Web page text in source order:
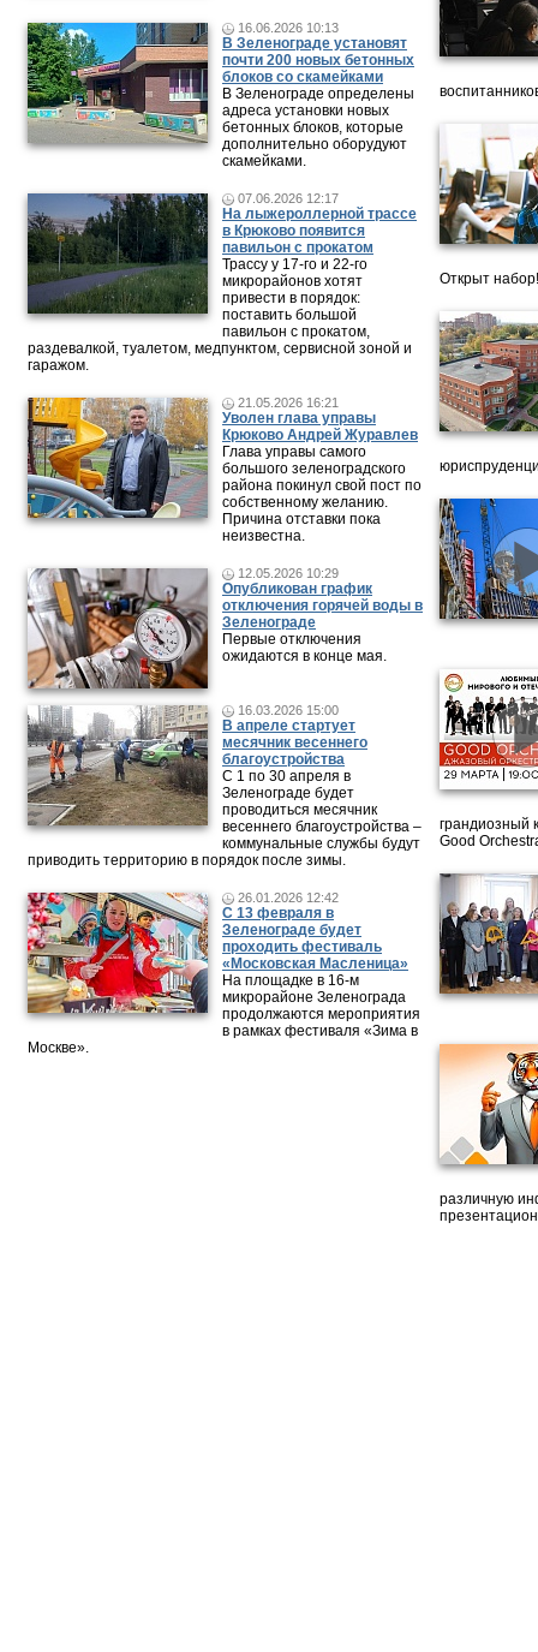
16.06.2026 10:13
В Зеленограде установят
почти 200 новых бетонных
блоков со скамейками
В Зеленограде определены
адреса установки новых
бетонных блоков, которые
дополнительно оборудуют
скамейками.
07.06.2026 12:17
На лыжероллерной трассе
в Крюково появится
павильон с прокатом
Трассу у 17-го и 22-го
микрорайонов хотят
привести в порядок:
поставить большой
павильон с прокатом,
раздевалкой, туалетом, медпунктом, сервисной зоной и
гаражом.
21.05.2026 16:21
Уволен глава управы
Крюково Андрей Журавлев
Глава управы самого
большого зеленоградского
района покинул свой пост по
собственному желанию.
Причина отставки пока
неизвестна.
12.05.2026 10:29
Опубликован график
отключения горячей воды в
Зеленограде
Первые отключения
ожидаются в конце мая.
16.03.2026 15:00
В апреле стартует
месячник весеннего
благоустройства
С 1 по 30 апреля в
Зеленограде будет
проводиться месячник
весеннего благоустройства –
коммунальные службы будут
приводить территорию в порядок после зимы.
26.01.2026 12:42
С 13 февраля в
Зеленограде будет
проходить фестиваль
«Московская Масленица»
На площадке в 16-м
микрорайоне Зеленограда
продолжаются мероприятия
в рамках фестиваля «Зима в
Москве».
Открыт набор!
грандиозный
Good
различную